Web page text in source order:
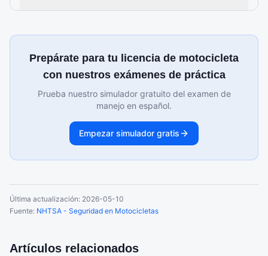
Prepárate para tu licencia de motocicleta
con nuestros exámenes de práctica
Prueba nuestro simulador gratuito del examen de
manejo en español.
Empezar simulador gratis
Última actualización: 2026-05-10
Fuente: NHTSA - Seguridad en Motocicletas
Artículos relacionados